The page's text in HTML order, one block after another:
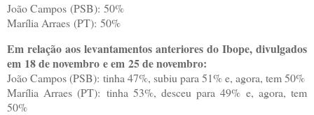
João Campos (PSB): 50%
Marília Arraes (PT): 50%
Em relação aos levantamentos anteriores do Ibope, divulgados
em 18 de novembro e em 25 de novembro:
João Campos (PSB): tinha 47%, subiu para 51% e, agora, tem 50%
Marília Arraes (PT): tinha 53%, desceu para 49% e, agora, tem
50%